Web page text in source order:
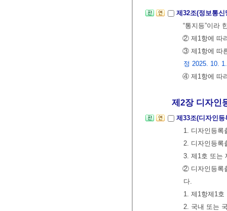
제32조(정보통
“통지등”이라
② 제1항에 따
③ 제1항에 따
정 2025. 10.
④ 제1항에 따
제2장 디자인등
제33조(디자인
1. 디자인등록
2. 디자인등록
3. 제1호 또는
② 디자인등록
다.
1. 제1항제1
2. 국내 또는